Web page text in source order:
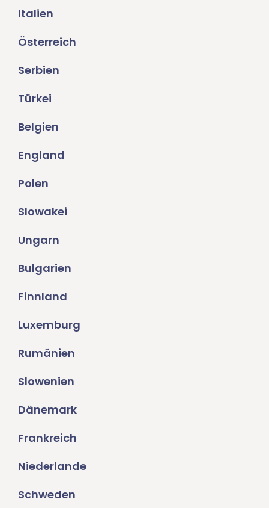
Italien
Österreich
Serbien
Türkei
Belgien
England
Polen
Slowakei
Ungarn
Bulgarien
Finnland
Luxemburg
Rumänien
Slowenien
Dänemark
Frankreich
Niederlande
Schweden